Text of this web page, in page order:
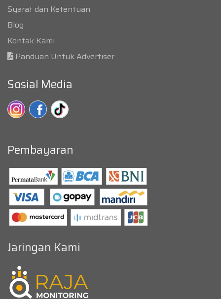
Syarat dan Ketentuan
Blog
Kontak Kami
Panduan Untuk Advertiser
Sosial Media
Pembayaran
Jaringan Kami